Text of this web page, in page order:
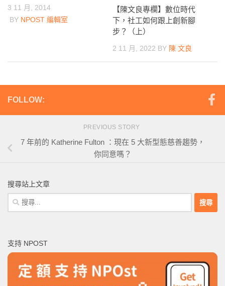
3 11 月, 2014
BY NPOST 編輯室
【陳文良專欄】數位時代
下，社工如何跟上創新腳
步？（上）
2 11 月, 2022 BY 陳 文良
FOLLOW:
PREVIOUS STORY
7 年前的 Katherine Fulton ：現在 5 大新型態慈善趨勢，
你同意嗎？
搜尋站上文章
搜
尋
字:
支持 NPOST